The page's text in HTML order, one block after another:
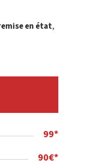
en état,
99*
90€*